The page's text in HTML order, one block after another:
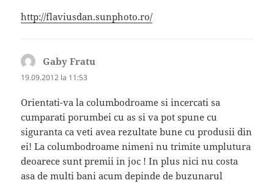
http://flaviusdan.sunphoto.ro/
Gaby Fratu
19.09.2012 la 11:53
Orientati-va la columbodroame si incercati sa
cumparati porumbei cu as si va pot spune cu
siguranta ca veti avea rezultate bune cu produsii din
ei! La columbodroame nimeni nu trimite umplutura
deoarece sunt premii in joc ! In plus nici nu costa
asa de multi bani acum depinde de buzunarul